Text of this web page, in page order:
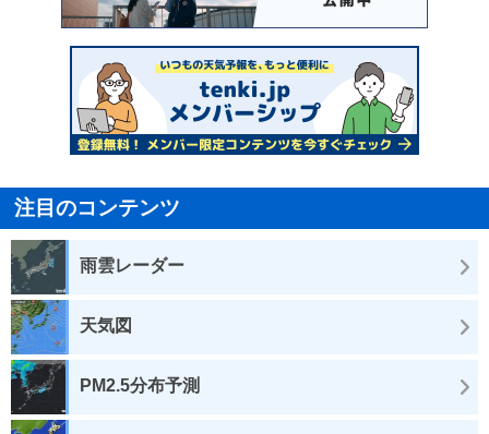
注目のコンテンツ
雨雲レーダー
天気図
PM2.5分布予測